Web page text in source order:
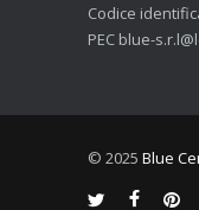
Codice
PEC blue-
© 2025 Blue